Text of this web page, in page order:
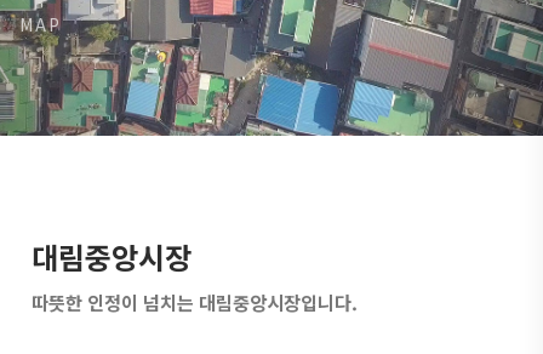
MAP
대림중앙시장
따뜻한 인정이 넘치는 대림중앙시장입니다.